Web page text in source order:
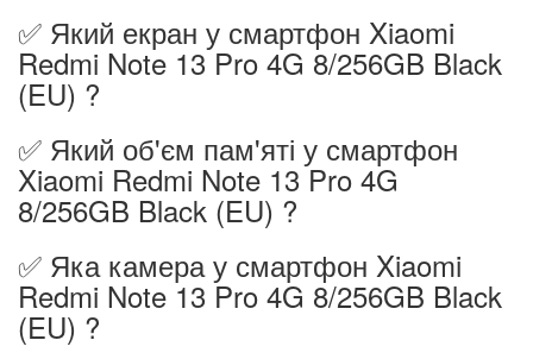
✅ Який екран у смартфон Xiaomi
Redmi Note 13 Pro 4G 8/256GB Black
(EU) ?
✅ Який об'єм пам'яті у смартфон
Xiaomi Redmi Note 13 Pro 4G
8/256GB Black (EU) ?
✅ Яка камера у смартфон Xiaomi
Redmi Note 13 Pro 4G 8/256GB Black
(EU) ?